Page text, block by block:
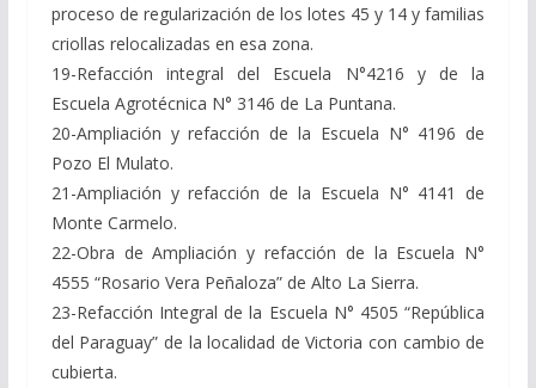
proceso de regularización de los lotes 45 y 14 y familias
criollas relocalizadas en esa zona.
19-Refacción integral del Escuela N°4216 y de la
Escuela Agrotécnica N° 3146 de La Puntana.
20-Ampliación y refacción de la Escuela N° 4196 de
Pozo El Mulato.
21-Ampliación y refacción de la Escuela N° 4141 de
Monte Carmelo.
22-Obra de Ampliación y refacción de la Escuela N°
4555 “Rosario Vera Peñaloza” de Alto La Sierra.
23-Refacción Integral de la Escuela N° 4505 “República
del Paraguay” de la localidad de Victoria con cambio de
cubierta.